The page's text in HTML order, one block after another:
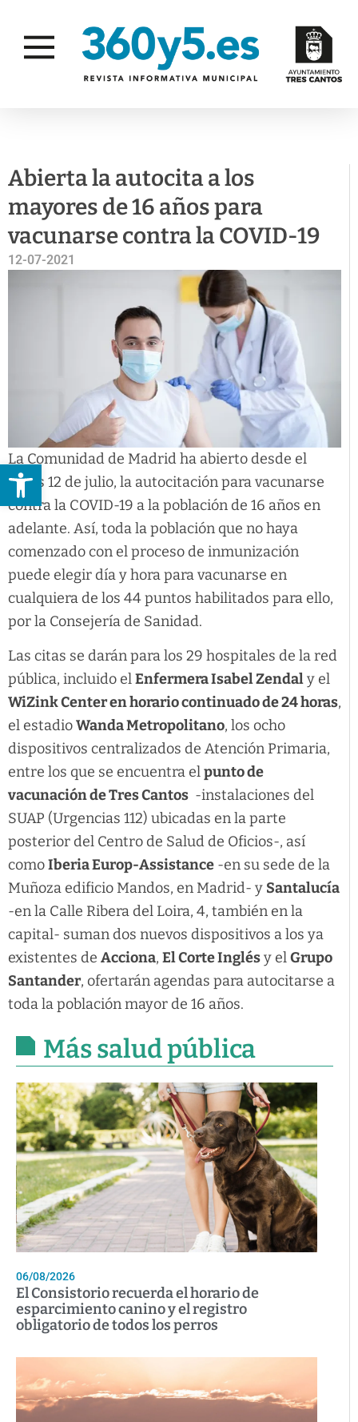
Abrir barra de herramientas
Abierta la autocita a los
mayores de 16 años para
vacunarse contra la COVID-19
12-07-2021
La Comunidad de Madrid ha abierto desde el
lunes 12 de julio, la autocitación para vacunarse
contra la COVID-19 a la población de 16 años en
adelante. Así, toda la población que no haya
comenzado con el proceso de inmunización
puede elegir día y hora para vacunarse en
cualquiera de los 44 puntos habilitados para ello,
por la Consejería de Sanidad.
Las citas se darán para los 29 hospitales de la red
pública, incluido elEnfermera Isabel Zendaly el
WiZink Center en horario continuado de 24 horas,
el estadioWanda Metropolitano, los ocho
dispositivos centralizados de Atención Primaria,
entre los que se encuentra elpunto de
vacunación de Tres Cantos -instalaciones del
SUAP (Urgencias 112) ubicadas en la parte
posterior del Centro de Salud de Oficios-, así
comoIberia Europ-Assistance -en su sede de la
Muñoza edificio Mandos, en Madrid- y Santalucía
-en la Calle Ribera del Loira, 4, también en la
capital- suman dos nuevos dispositivos a los ya
existentes de Acciona, El Corte Inglésy elGrupo
Santander, ofertarán agendas para autocitarse a
toda la población mayor de 16 años.
Más salud pública
06/08/2026
El Consistorio recuerda el horario de
esparcimiento canino y el registro
obligatorio de todos los perros